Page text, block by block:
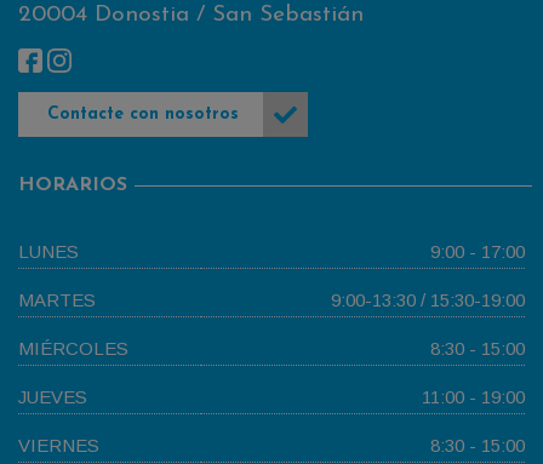
20004 Donostia / San Sebastián
Contacte con nosotros
HORARIOS
LUNES 9:00 - 17:00
MARTES 9:00-13:30 / 15:30-19:00
MIÉRCOLES 8:30 - 15:00
JUEVES 11:00 - 19:00
VIERNES 8:30 - 15:00